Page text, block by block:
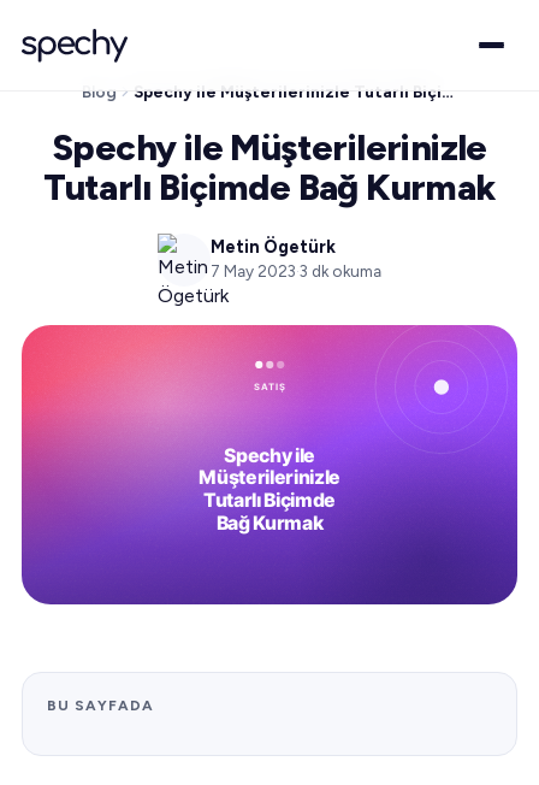
Blog Spechy ile Müşterilerinizle Tutarlı Biçimde Bağ Kurmak
Spechy ile Müşterilerinizle
Tutarlı Biçimde Bağ Kurmak
Metin Ögetürk
7 May 2023·3 dk okuma
BU SAYFADA